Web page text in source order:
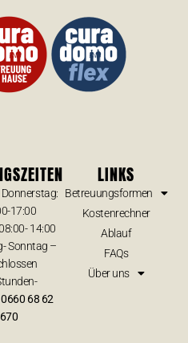
17:00
14:00
Sonntag –
0660 68 62
670
LINKS
Betreuungsformen
Kostenrechner
Ablauf
FAQs
Über uns